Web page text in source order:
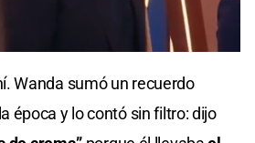
Wanda sumó un recuerdo
época y lo contó sin filtro: dijo